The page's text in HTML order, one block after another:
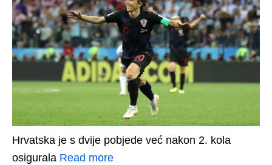
Hrvatska je s dvije pobjede već nakon 2. kola
osigurala Read more